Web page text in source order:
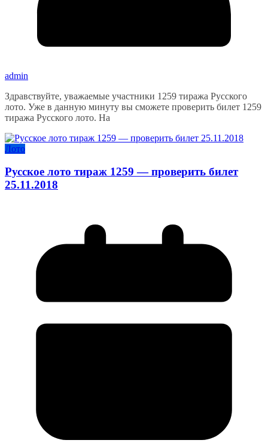
admin
Здравствуйте, уважаемые участники 1259 тиража Русского
лото. Уже в данную минуту вы сможете проверить билет 1259
тиража Русского лото. На
Лото
Русское лото тираж 1259 — проверить билет
25.11.2018